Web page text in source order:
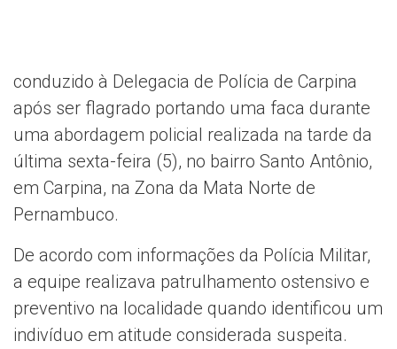
conduzido à Delegacia de Polícia de Carpina
após ser flagrado portando uma faca durante
uma abordagem policial realizada na tarde da
última sexta-feira (5), no bairro Santo Antônio,
em Carpina, na Zona da Mata Norte de
Pernambuco.
De acordo com informações da Polícia Militar,
a equipe realizava patrulhamento ostensivo e
preventivo na localidade quando identificou um
indivíduo em atitude considerada suspeita.